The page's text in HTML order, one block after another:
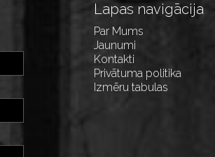
Lapas navigācija
Par Mums
Jaunumi
Kontakti
Privātuma politika
Izmēru tabulas